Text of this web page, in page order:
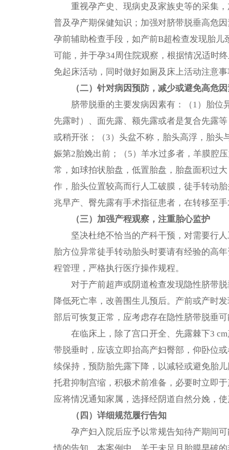
重视孕产史、现病史及家族史等的采集
普及孕产期保健知识；加强对脐带脱垂高危
孕前辅助检查手段，如产前B超检查发现胎
可能，并于孕34周住院观察，根据情况适时
免起床活动，同时做好如厕及床上活动注意
（二）针对病因预防，减少或避免高危
脐带脱垂的主要发病因素有：（1）胎
先露时）、面先露、额先露或者是复合先露
或稍开张；（3）头盆不称，胎头高浮，胎
娠第2胎娩出前；（5）羊水过多者，羊膜腔
常，如球拍状胎盘，低置胎盘，胎盘面积过
作，胎头位置较高而行人工破膜，徒手转动
兆早产、臀先露有手术指征患者，在转移至
（三）加强产程观察，注重胎心监护
坚决杜绝不恰当的产科干预，对需要行
胎方位异常徒手转动胎头时要请有经验的高
程管理，严格执行医疗操作规程。
对于产前超声或阴道检查发现隐性脐带
降低死亡率，改善围生儿预后。产前或产时
部后可恢复正常，应考虑存在隐性脐带脱垂
在临床上，除了宫口开全、先露棘下3
带脱垂时，应该立即抬高产妇臀部，仰卧位
续保持，预防胎先露下降，以减轻或避免胎
托君抑制宫缩，积极术前准备，必要时立即
应将情况通知家属，选择经阴道自然分娩，
（四）详细规范履行告知
孕产妇入院后应予以常规告知待产期间